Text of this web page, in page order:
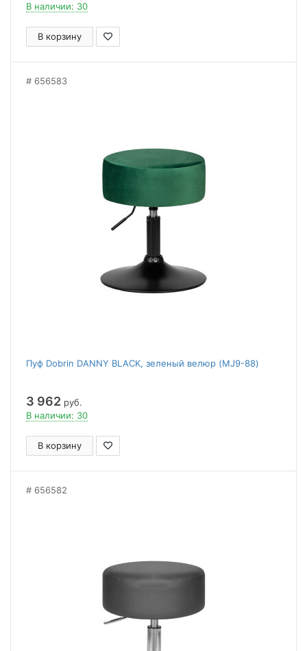
В наличии: 30
В корзину
656583
Пуф Dobrin DANNY BLACK, зеленый велюр (MJ9-88)
3 962 руб.
В наличии: 30
В корзину
656582